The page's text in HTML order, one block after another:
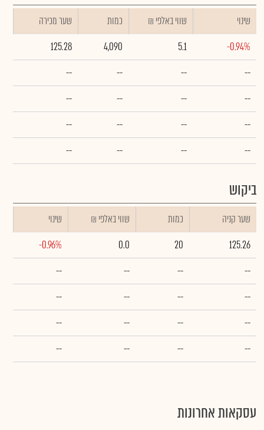
שינוי ₪ שווי באלפי כמות
שער מכירה
-0.94%
5.1
4,090
125.28
--
--
--
--
--
--
--
--
--
--
--
--
--
--
--
--
ביקוש
שער קניה כמות ₪ שווי באלפי
שינוי
125.26
20
0.0
-0.96%
--
--
--
--
--
--
--
--
--
--
--
--
--
--
--
--
עסקאות אחרונות